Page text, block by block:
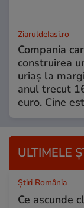
ZiaruldeIasi.ro
Compania
construirea
uriaș la
anul trecut
euro. Cine
ULTIMELE
Știri România
Ce ascunde